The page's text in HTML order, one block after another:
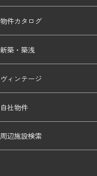
物件カタログ
新築・築浅
ヴィンテージ
自社物件
周辺施設検索